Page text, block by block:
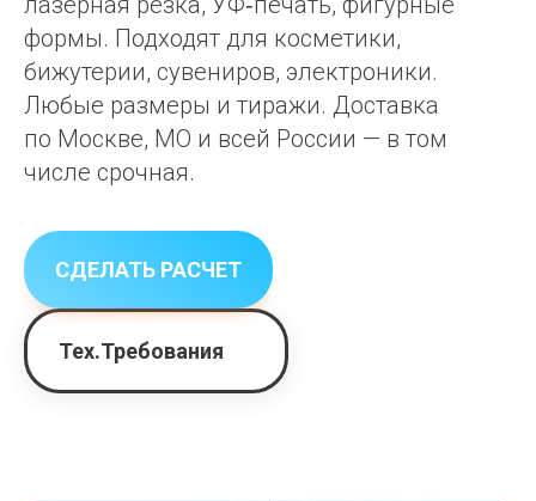
формы. Подходят для косметики,
бижутерии, сувениров, электроники.
Любые размеры и тиражи. Доставка
по Москве, МО и всей России — в том
числе срочная.
СДЕЛАТЬ РАСЧЕТ
Тех.Требования